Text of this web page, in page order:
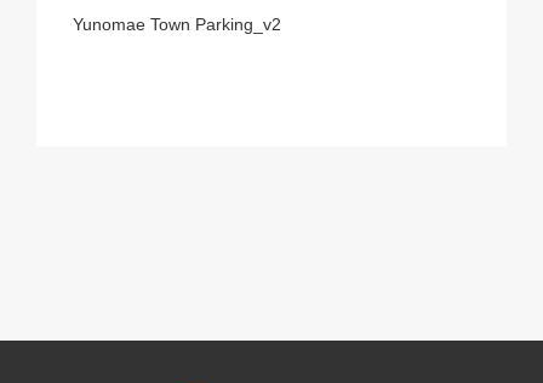
Yunomae Town Parking_v2